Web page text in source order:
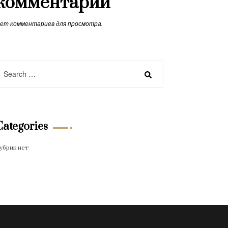
комментариев для просмотра.
нет